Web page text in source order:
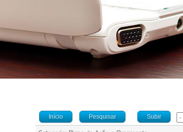
Início Pesquisar Subir